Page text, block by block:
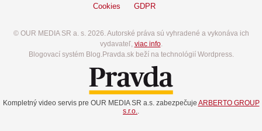
Cookies GDPR
© OUR MEDIA SR a. s. 2026. Autorské práva sú vyhradené a vykonáva ich
vydavateľ, viac info.
Blogovací systém Blog.Pravda.sk beží na technológií Wordpress.
Kompletný video servis pre OUR MEDIA SR a.s. zabezpečuje ARBERTO GROUP
s.r.o.